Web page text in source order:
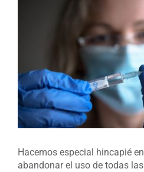
Hacemos especial hincapié
abandonar el uso de todas